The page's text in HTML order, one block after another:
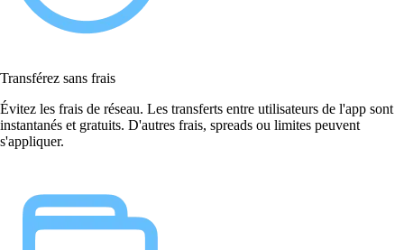
Transférez sans frais
Évitez les frais de réseau. Les transferts entre utilisateurs de l'app sont
instantanés et gratuits. D'autres frais, spreads ou limites peuvent
s'appliquer.